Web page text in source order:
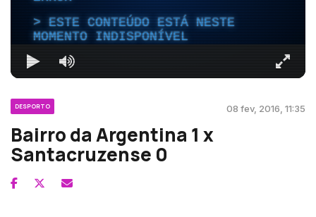
ESTE CONTEÚDO ESTÁ NESTE
MOMENTO INDISPONÍVEL
DESPORTO 08 fev, 2016, 11:35
Bairro da Argentina 1 x
Santacruzense 0